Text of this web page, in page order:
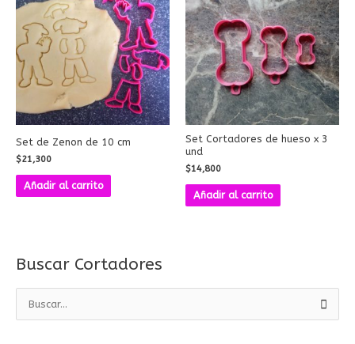
Buscar Cortadores
Set de Zenon de 10 cm
$21,300
Añadir al carrito
Set Cortadores de hueso x 3
und
$14,800
Añadir al carrito